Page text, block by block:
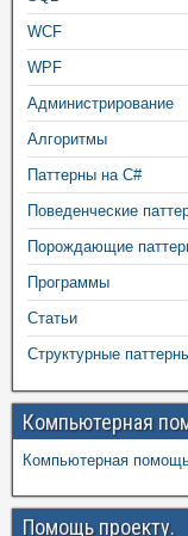
WCF
WPF
Администрирование
Алгоритмы
Паттерны на C#
Поведенческие
Порождающие
Программы
Статьи
Структурные
Компьютерная
Компьютерная
Помощь проекту.